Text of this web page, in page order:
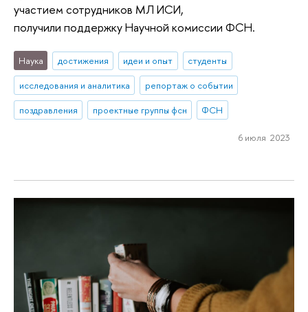
участием сотрудников МЛ ИСИ,
получили поддержку Научной комиссии ФСН.
Наука достижения идеи и опыт
студенты
исследования и аналитика
репортаж о событии
поздравления
проектные группы фсн ФСН
6 июля 2023